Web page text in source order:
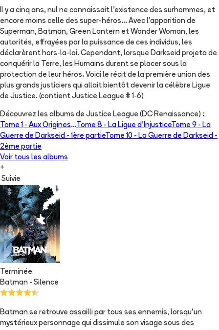
Il y a cinq ans, nul ne connaissait l’existence des surhommes, et
encore moins celle des super-héros… Avec l’apparition de
Superman, Batman, Green Lantern et Wonder Woman, les
autorités, effrayées par la puissance de ces individus, les
déclarèrent hors-la-loi. Cependant, lorsque Darkseid projeta de
conquérir la Terre, les Humains durent se placer sous la
protection de leur héros. Voici le récit de la première union des
plus grands justiciers qui allait bientôt devenir la célèbre Ligue
de Justice. (contient Justice League # 1-6)
Découvrez les albums de Justice League (DC Renaissance) :
Tome 1 - Aux Origines...Tome 8 - La Ligue d'InjusticeTome 9 - La
Guerre de Darkseid - 1ère partieTome 10 - La Guerre de Darkseid -
2ème partie
Voir tous les albums
+
Suivie
Terminée
Batman - Silence
Batman se retrouve assailli par tous ses ennemis, lorsqu'un
mystérieux personnage qui dissimule son visage sous des